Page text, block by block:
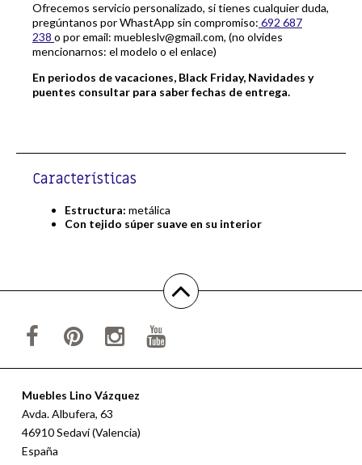
Ofrecemos servicio personalizado, si tienes cualquier duda,
pregúntanos por WhastApp sin compromiso: 692 687
238 o por email: muebleslv@gmail.com, (no olvides
mencionarnos: el modelo o el enlace)
En periodos de vacaciones, Black Friday, Navidades y
puentes consultar para saber fechas de entrega.
Características
Estructura: metálica
Con tejido súper suave en su interior
Muebles Lino Vázquez
Avda. Albufera, 63
46910 Sedaví (Valencia)
España